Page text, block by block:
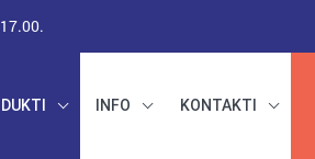
INFO KONTAKTI